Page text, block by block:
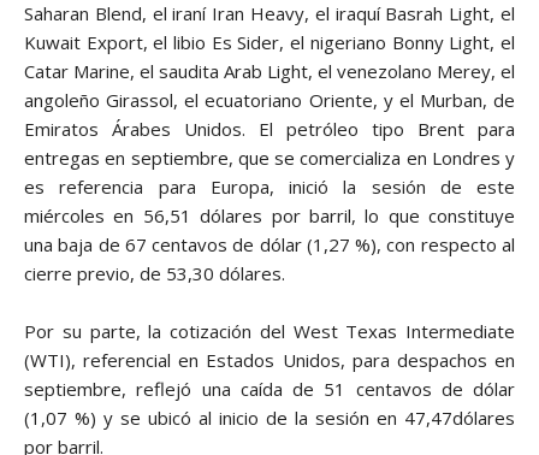
Saharan Blend, el iraní Iran Heavy, el iraquí Basrah Light, el
Kuwait Export, el libio Es Sider, el nigeriano Bonny Light, el
Catar Marine, el saudita Arab Light, el venezolano Merey, el
angoleño Girassol, el ecuatoriano Oriente, y el Murban, de
Emiratos Árabes Unidos. El petróleo tipo Brent para
entregas en septiembre, que se comercializa en Londres y
es referencia para Europa, inició la sesión de este
miércoles en 56,51 dólares por barril, lo que constituye
una baja de 67 centavos de dólar (1,27 %), con respecto al
cierre previo, de 53,30 dólares.
Por su parte, la cotización del West Texas Intermediate
(WTI), referencial en Estados Unidos, para despachos en
septiembre, reflejó una caída de 51 centavos de dólar
(1,07 %) y se ubicó al inicio de la sesión en 47,47dólares
por barril.